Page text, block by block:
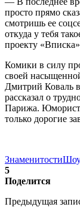
просто прямо
смотришь ее
откуда у тебя
проекту
Комики в силу
своей
Дмитрий Коваль в
рассказал о
Парижа. Юморист
только дорогие
Знаменитости
5
Поделится
Предыдущая